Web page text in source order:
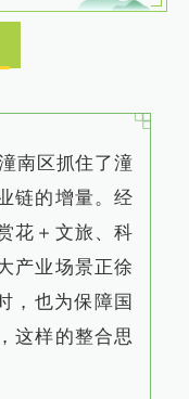
南区抓住了潼
链的增量。经
花＋文旅、科
产业场景正徐
，也为保障国
这样的整合思